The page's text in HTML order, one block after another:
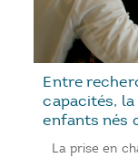
Entre
capacités, la
enfants nés
La prise en